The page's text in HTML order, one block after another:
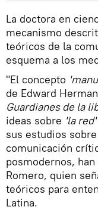
La doctora en
mecanismo
teóricos de la
esquema a los
"El concepto
de Edward
Guardianes de la
ideas sobre 'la red'
sus estudios
comunicación
posmodernos,
Romero, quien
teóricos para
Latina.